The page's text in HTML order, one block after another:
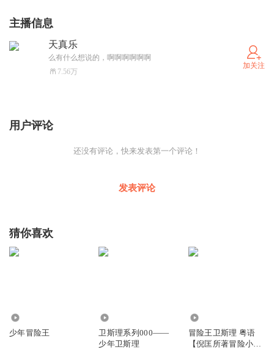
主播信息
天真乐
么有什么想说的，啊啊啊啊啊啊
7.56万
加关注
用户评论
还没有评论，快来发表第一个评论！
发表评论
猜你喜欢
少年冒险王
卫斯理系列000——
少年卫斯理
冒险王卫斯理 粤语
【倪匡所著冒险小